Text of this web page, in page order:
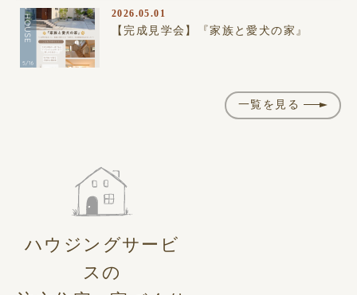
2026.05.01
【完成見学会】『家族と愛犬の家』
一覧を見る
ハウジングサービ
スの